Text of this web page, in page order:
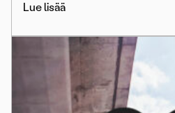
Lue lisää